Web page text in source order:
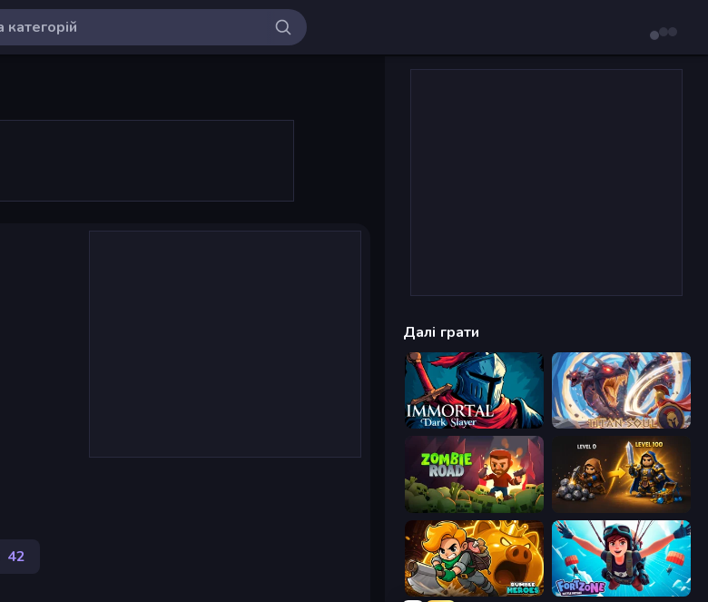
42
Далі грати
Immortal: Dark Slayer Titan Soul: Action RPG
Zombie Road Gothic Story RPG
Rumble Heroes Fortzone Battle Royale